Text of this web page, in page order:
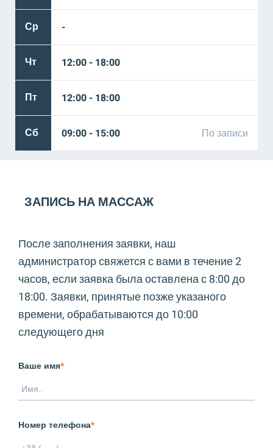
Ср -
Чт 12:00 - 18:00
Пт 12:00 - 18:00
Сб 09:00 - 15:00 По записи
ЗАПИСЬ НА МАССАЖ
После заполнения заявки, наш
администратор свяжется с вами в течение 2
часов, если заявка была оставлена с 8:00 до
18:00. Заявки, принятые позже указаного
времени, обрабатываются до 10:00
следующего дня
Ваше имя*
Номер телефона*